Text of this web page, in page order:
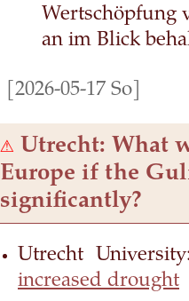
Wertschöpfung
an im Blick
[2026-05-17 So]
⚠ Utrecht: What
Europe if the
significantly?
Utrecht
increased drought